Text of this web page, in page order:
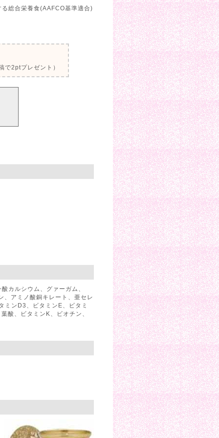
総合栄養食(AAFCO基準適合)
で2ptプレゼント）
カルシウム、グァーガム、
、アミノ酸銅キレート、亜セレ
ミンD3、ビタミンE、ビタミ
酸、ビタミンK、ビオチン、